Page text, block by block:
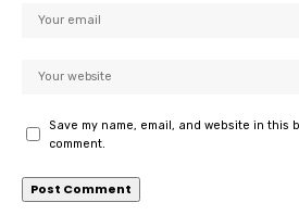
Save my name, email, and website in this
comment.